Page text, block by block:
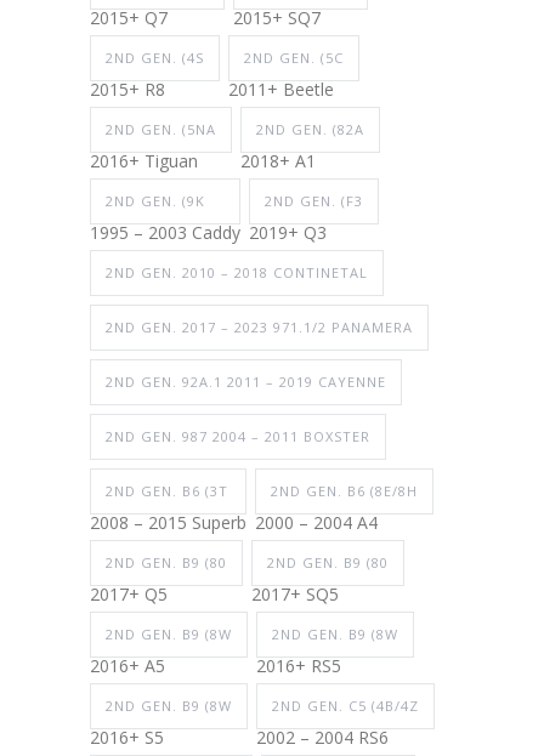
2015+ Q7 2015+ SQ7
2ND GEN. (4S
2015+ R8
2ND GEN. (5C
2011+ Beetle
2ND GEN. (5NA
2016+ Tiguan
2ND GEN. (82A
2018+ A1
2ND GEN. (9K
1995 – 2003 Caddy
2ND GEN. (F3
2019+ Q3
2ND GEN. 2010 – 2018 CONTINETAL
2ND GEN. 2017 – 2023 971.1/2 PANAMERA
2ND GEN. 92A.1 2011 – 2019 CAYENNE
2ND GEN. 987 2004 – 2011 BOXSTER
2ND GEN. B6 (3T
2008 – 2015 Superb
2ND GEN. B6 (8E/8H
2000 – 2004 A4
2ND GEN. B9 (80
2017+ Q5
2ND GEN. B9 (80
2017+ SQ5
2ND GEN. B9 (8W
2016+ A5
2ND GEN. B9 (8W
2016+ RS5
2ND GEN. B9 (8W
2016+ S5
2ND GEN. C5 (4B/4Z
2002 – 2004 RS6